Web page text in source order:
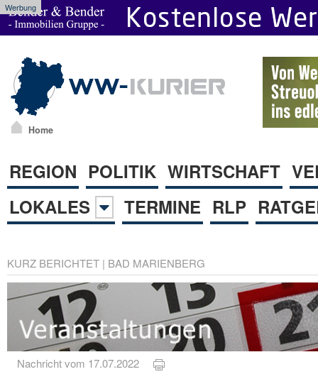
Werbung
Home
REGION POLITIK WIRTSCHAFT
LOKALES
TERMINE RLP
KURZ BERICHTET | BAD MARIENBERG
Nachricht vom 17.07.2022